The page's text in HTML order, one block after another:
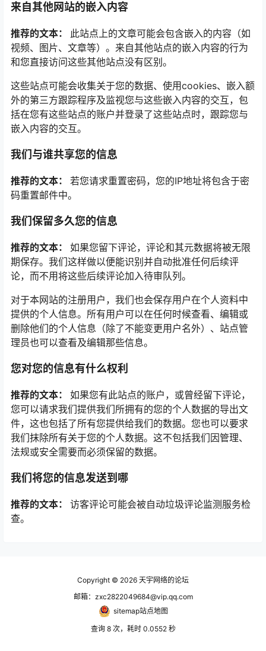
来自其他网站的嵌入内容
推荐的文本： 此站点上的文章可能会包含嵌入的内容（如
视频、图片、文章等）。来自其他站点的嵌入内容的行为
和您直接访问这些其他站点没有区别。
这些站点可能会收集关于您的数据、使用cookies、嵌入额
外的第三方跟踪程序及监视您与这些嵌入内容的交互，包
括在您有这些站点的账户并登录了这些站点时，跟踪您与
嵌入内容的交互。
我们与谁共享您的信息
推荐的文本： 若您请求重置密码，您的IP地址将包含于密
码重置邮件中。
我们保留多久您的信息
推荐的文本： 如果您留下评论，评论和其元数据将被无限
期保存。我们这样做以便能识别并自动批准任何后续评
论，而不用将这些后续评论加入待审队列。
对于本网站的注册用户，我们也会保存用户在个人资料中
提供的个人信息。所有用户可以在任何时候查看、编辑或
删除他们的个人信息（除了不能变更用户名外）、站点管
理员也可以查看及编辑那些信息。
您对您的信息有什么权利
推荐的文本： 如果您有此站点的账户，或曾经留下评论，
您可以请求我们提供我们所拥有的您的个人数据的导出文
件，这也包括了所有您提供给我们的数据。您也可以要求
我们抹除所有关于您的个人数据。这不包括我们因管理、
法规或安全需要而必须保留的数据。
我们将您的信息发送到哪
推荐的文本： 访客评论可能会被自动垃圾评论监测服务检
查。
Copyright © 2026 天宇网络的论坛
邮箱：zxc2822049684@vip.qq.com
sitemap站点地图
查询 8 次，耗时 0.0552 秒